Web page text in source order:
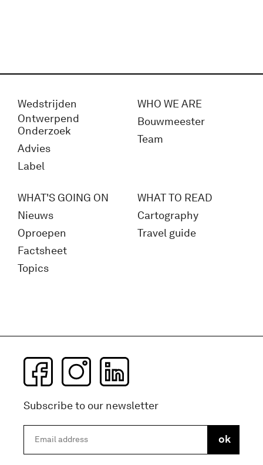
Wedstrijden
Ontwerpend
Onderzoek
Advies
Label
WHO WE ARE
Bouwmeester
Team
WHAT'S GOING ON
Nieuws
Oproepen
Factsheet
Topics
WHAT TO READ
Cartography
Travel guide
Subscribe to our newsletter